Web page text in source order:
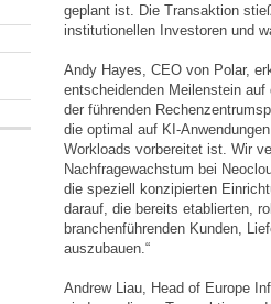
geplant ist. Die Transaktion
institutionellen Investoren und
Andy Hayes, CEO von Polar,
entscheidenden Meilenstein
der führenden
die optimal auf KI-
Workloads vorbereitet ist. Wir
Nachfragewachstum bei
die speziell konzipierten
darauf, die bereits etablierten,
branchenführenden Kunden,
auszubauen.“
Andrew Liau, Head of Europe